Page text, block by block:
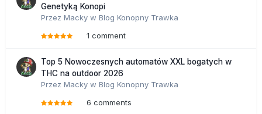
Genetyką Konopi
Przez Macky w Blog Konopny Trawka
1 comment
Top 5 Nowoczesnych automatów XXL bogatych w
THC na outdoor 2026
Przez Macky w Blog Konopny Trawka
6 comments